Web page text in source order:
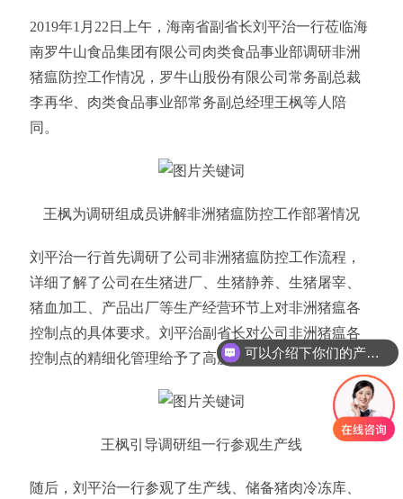
2019年1月22日上午，海南省副省长刘平治一行莅临海
南罗牛山食品集团有限公司肉类食品事业部调研非洲
猪瘟防控工作情况，罗牛山股份有限公司常务副总裁
李再华、肉类食品事业部常务副总经理王枫等人陪
同。
王枫为调研组成员讲解非洲猪瘟防控工作部署情况
刘平治一行首先调研了公司非洲猪瘟防控工作流程，
详细了解了公司在生猪进厂、生猪静养、生猪屠宰、
猪血加工、产品出厂等生产经营环节上对非洲猪瘟各
控制点的具体要求。刘平治副省长对公司非洲猪瘟各
控制点的精细化管理给予了高度认可。
王枫引导调研组一行参观生产线
随后，刘平治一行参观了生产线、储备猪肉冷冻库、
可以介绍下你们的产品么